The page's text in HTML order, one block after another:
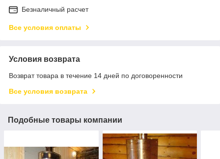
Безналичный расчет
Все условия оплаты
Условия возврата
Возврат товара в течение 14 дней по договоренности
Все условия возврата
Подобные товары компании